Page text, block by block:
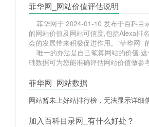
菲华网_网站价值评估说明
菲华网于 2024-01-10 发布于百科目
的网站价值及网站可信度,包括Alexa排
会的发展带来积极促进作用。"菲华网"
唯一的办法是自己笔算网站的价值,
础数据可为您能准确评估网站价值做参
菲华网_网站数据
网站暂未上好站排行榜，无法显示详细信
加入百科目录网_有什么好处？